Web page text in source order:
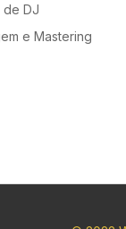
de DJ
e Mastering